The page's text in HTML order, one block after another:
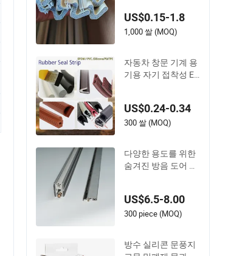
단/밀폐 씰
US$0.15-1.8
1,000 쌀 (MOQ)
자동차 창문 기계 용
기용 자기 접착성 EP
US$0.24-0.34
300 쌀 (MOQ)
다양한 용도를 위한
숨겨진 방음 도어 바
US$6.5-8.00
300 piece (MOQ)
방수 실리콘 문풍지